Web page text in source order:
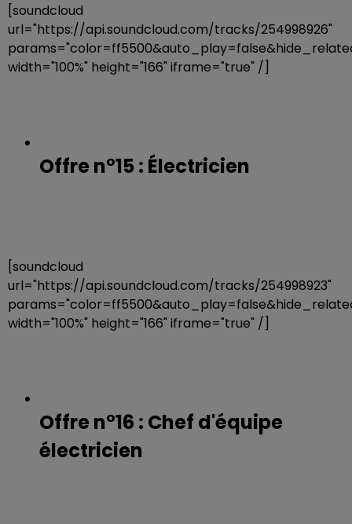
[soundcloud
url="https://api.soundcloud.com/tracks/254998926"
width="100%" height="166" iframe="true" /]
Offre n°15 : Électricien
[soundcloud
url="https://api.soundcloud.com/tracks/254998923"
width="100%" height="166" iframe="true" /]
Offre n°16 : Chef d'équipe
électricien